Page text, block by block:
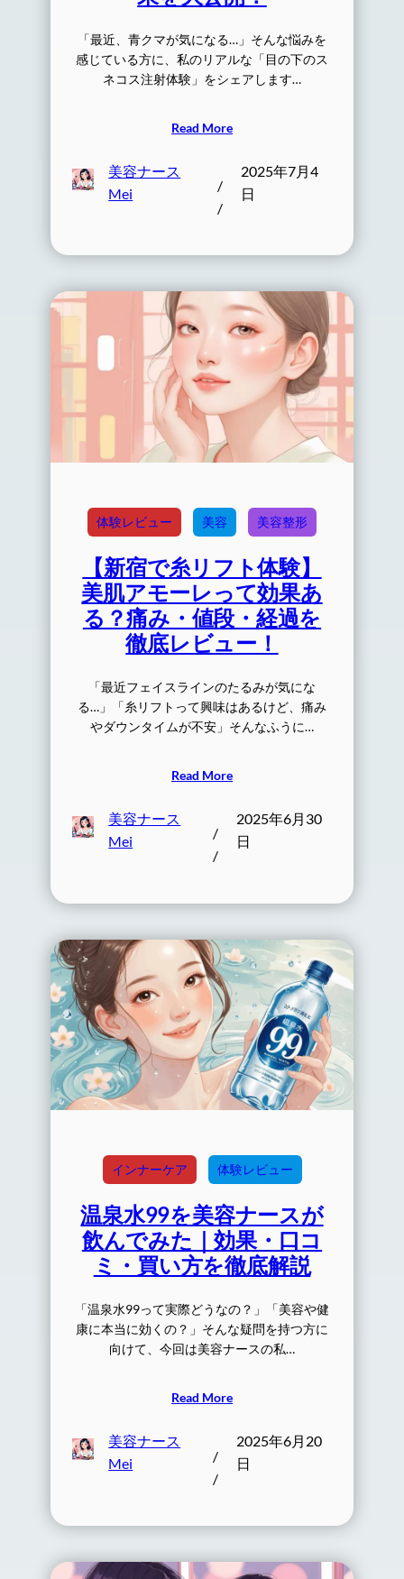
「最近、青クマが気になる…」そんな悩みを
感じている方に、私のリアルな「目の下のス
ネコス注射体験」をシェアします…
Read More
美容ナース
Mei
/
/
2025年7月4
日
体験レビュー 美容 美容整形
【新宿で糸リフト体験】
美肌アモーレって効果あ
る？痛み・値段・経過を
徹底レビュー！
「最近フェイスラインのたるみが気にな
る…」「糸リフトって興味はあるけど、痛み
やダウンタイムが不安」そんなふうに…
Read More
美容ナース
Mei
/
/
2025年6月30
日
インナーケア 体験レビュー
温泉水99を美容ナースが
飲んでみた｜効果・口コ
ミ・買い方を徹底解説
「温泉水99って実際どうなの？」「美容や健
康に本当に効くの？」そんな疑問を持つ方に
向けて、今回は美容ナースの私…
Read More
美容ナース
Mei
/
/
2025年6月20
日